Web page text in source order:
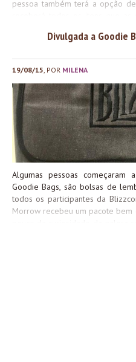
pessoa também terá a opção
Virtual não está listado com um
improvável baixa do Dólar, é
evento. O valor é de $39.90.
primeiro confirmar a compra do
página para efetuar a compra
lembrar que, embora a Goodie
efetuar a compra com envio
Divulgada a Goodie
19/08/15 , POR MILENA
Algumas pessoas começaram
Goodie Bags, são bolsas de
todos os participantes da
Morrow recebeu um pacote